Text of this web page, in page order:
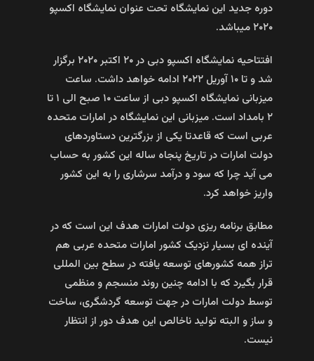
دوره جدید این نمایشگاه تحت عنوان نمایشگاه اکسپو
۲۰۲۰ میباشد.
افتتاحیه نمایشگاه اکسپو دبی در ۲۰ اکتبر ۲۰۲۰ برگزار
شد و تا ۱۰ آوریل ۲۰۲۲ ادامه خواهد داشت. ساعت
میزبانی نمایشگاه اکسپو دبی از ساعت ۱۰ صبح الی ۱ تا
۲ بامداد است. میزبانی این نمایشگاه در امارات متحده
عربی است که قاعدتا یکی از بزرگترین دستاوردهای
دولت امارات در تاریخ پنجاه ساله این کشور به حساب
می آید چرا که سود و درآمد سرشاری را به این کشور
واریز خواهد کرد.
مطابق برنامه ریزی دولت امارات هدف این است که در
آینده ای بسیار نزدیک کشور امارات متحده عربی هم
تراز همه کشورهای توسعه یافته در سطح بین المللی
قرار بگیرد که با ادامه چنین روند منسجم و منظمی
توسط دولت امارات در جهت توسعه گردشگری، ساخت
و ساز و البته تولید ناخالص این هدف دور از انتظار
نیست.